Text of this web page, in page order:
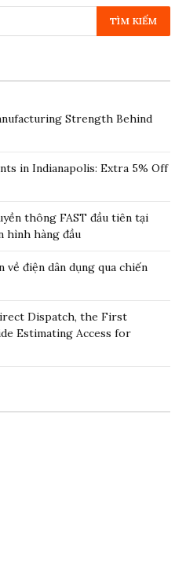
Strength Behind
in Indianapolis: Extra 5% Off
thông FAST đầu tiên tại
hình hàng đầu
điện dân dụng qua chiến
Dispatch, the First
Estimating Access for